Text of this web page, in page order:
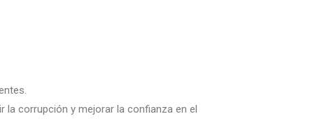
la corrupción y mejorar la confianza en el